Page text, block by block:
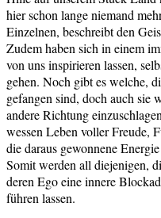
hier schon lange niemand
Einzelnen, beschreibt den
Zudem haben sich in einem
von uns inspirieren lassen,
gehen. Noch gibt es welche,
gefangen sind, doch auch sie
andere Richtung
wessen Leben voller Freude,
die daraus gewonnene
Somit werden all diejenigen,
deren Ego eine innere
führen lassen.